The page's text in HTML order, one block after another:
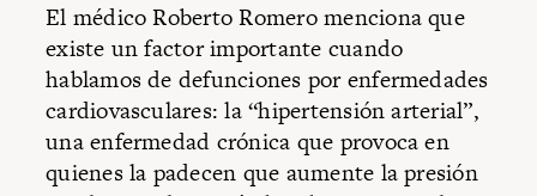
El médico Roberto Romero menciona que
existe un factor importante cuando
hablamos de defunciones por enfermedades
cardiovasculares: la “hipertensión arterial”,
una enfermedad crónica que provoca en
quienes la padecen que aumente la presión